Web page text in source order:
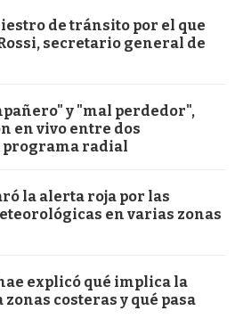
de tránsito por el que
secretario general de
y "mal perdedor",
en vivo entre dos
radial
la alerta roja por las
en varias zonas
explicó qué implica la
costeras y qué pasa